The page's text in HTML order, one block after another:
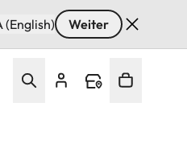
(English) Weiter